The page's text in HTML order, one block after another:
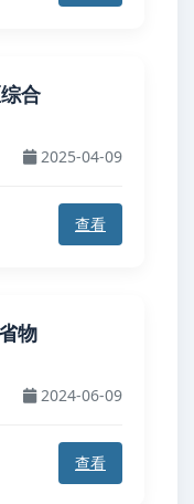
合
2025-04-09
查看
物
2024-06-09
查看